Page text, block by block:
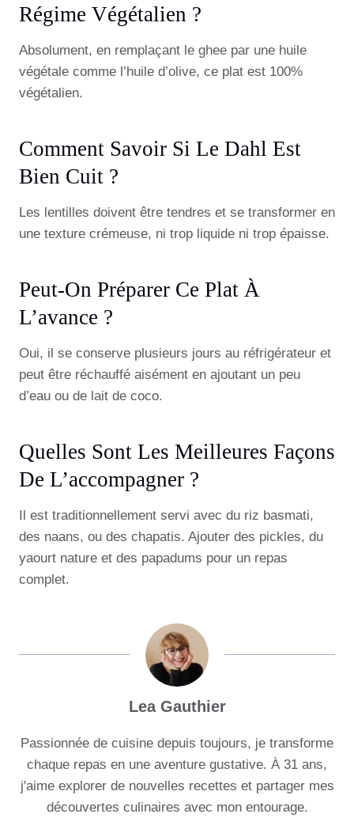
Régime Végétalien ?
Absolument, en remplaçant le ghee par une huile
végétale comme l’huile d’olive, ce plat est 100%
végétalien.
Comment Savoir Si Le Dahl Est
Bien Cuit ?
Les lentilles doivent être tendres et se transformer en
une texture crémeuse, ni trop liquide ni trop épaisse.
Peut-On Préparer Ce Plat À
L’avance ?
Oui, il se conserve plusieurs jours au réfrigérateur et
peut être réchauffé aisément en ajoutant un peu
d’eau ou de lait de coco.
Quelles Sont Les Meilleures Façons
De L’accompagner ?
Il est traditionnellement servi avec du riz basmati,
des naans, ou des chapatis. Ajouter des pickles, du
yaourt nature et des papadums pour un repas
complet.
Lea Gauthier
Passionnée de cuisine depuis toujours, je transforme
chaque repas en une aventure gustative. À 31 ans,
j'aime explorer de nouvelles recettes et partager mes
découvertes culinaires avec mon entourage.